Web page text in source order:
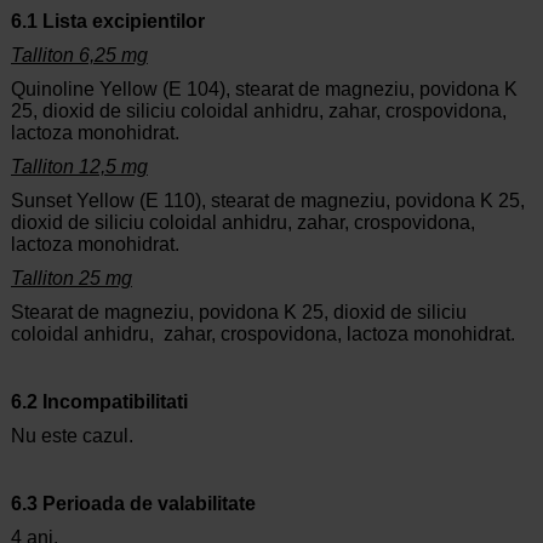
6.1 Lista excipientilor
Talliton 6,25 mg
Quinoline Yellow (E 104), stearat de magneziu, povidona K
25, dioxid de siliciu coloidal anhidru, zahar, crospovidona,
lactoza monohidrat.
Talliton 12,5 mg
Sunset Yellow (E 110), stearat de magneziu, povidona K 25,
dioxid de siliciu coloidal anhidru, zahar, crospovidona,
lactoza monohidrat.
Talliton 25 mg
Stearat de magneziu, povidona K 25, dioxid de siliciu
coloidal anhidru, zahar, crospovidona, lactoza monohidrat.
6.2 Incompatibilitati
Nu este cazul.
6.3 Perioada de valabilitate
4 ani.